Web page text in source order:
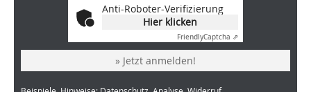
Anti-Roboter-Verifizierung
Hier klicken
FriendlyCaptcha ⇗
» Jetzt anmelden!